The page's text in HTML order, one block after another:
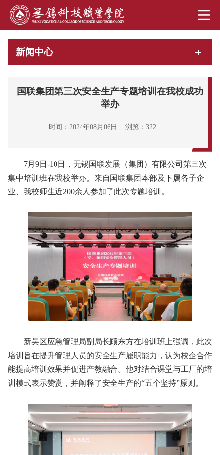
新闻中心
国联集团第三次安全生产专题培训在我校成功
举办
时间：2024年08月06日 浏览： 322
7月9日-10日，无锡国联发展（集团）有限公司第三次
集中培训班在我校举办。来自国联集团本部及下属各子企
业、我校师生近200余人参加了此次专题培训。
新吴区应急管理局副局长顾东方在培训班上强调，此次
培训旨在提升管理人员的安全生产履职能力，认为校企合作
能提高培训效果并促进产教融合。他对结合课堂与工厂的培
训模式表示赞赏，并阐释了安全生产的“五个坚持”原则。